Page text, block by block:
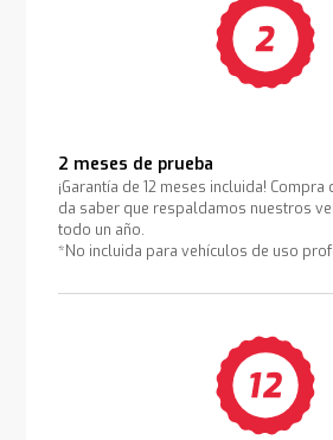
2 meses de prueba
¡Garantía de 12 meses incluida!
da saber que respaldamos nuestros
todo un año.
*No incluida para vehículos de uso